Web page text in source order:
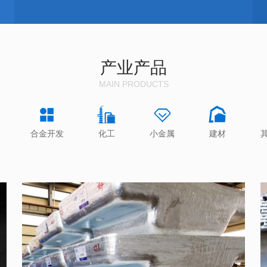
产业产品
MAIN PRODUCTS
合金开发 化工 小金属 建材